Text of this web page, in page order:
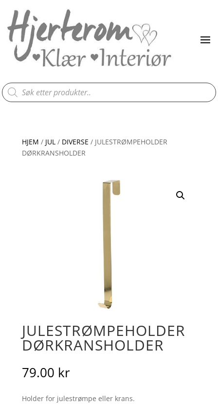
Products
search
HJEM / JUL/ DIVERSE / JULESTRØMPEHOLDER
DØRKRANSHOLDER
JULESTRØMPEHOLDER
DØRKRANSHOLDER
79.00 kr
Holder for julestrømpe eller krans.